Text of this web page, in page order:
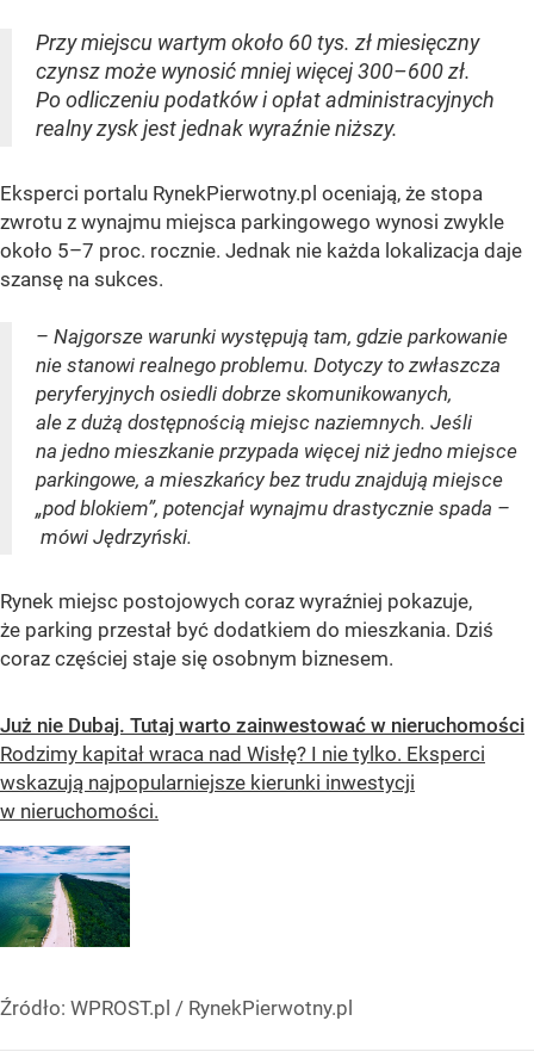
Przy miejscu wartym około 60 tys. zł miesięczny
czynsz może wynosić mniej więcej 300–600 zł.
Po odliczeniu podatków i opłat administracyjnych
realny zysk jest jednak wyraźnie niższy.
Eksperci portalu RynekPierwotny.pl oceniają, że stopa
zwrotu z wynajmu miejsca parkingowego wynosi zwykle
około 5–7 proc. rocznie. Jednak nie każda lokalizacja daje
szansę na sukces.
– Najgorsze warunki występują tam, gdzie parkowanie
nie stanowi realnego problemu. Dotyczy to zwłaszcza
peryferyjnych osiedli dobrze skomunikowanych,
ale z dużą dostępnością miejsc naziemnych. Jeśli
na jedno mieszkanie przypada więcej niż jedno miejsce
parkingowe, a mieszkańcy bez trudu znajdują miejsce
„pod blokiem”, potencjał wynajmu drastycznie spada –
mówi Jędrzyński.
Rynek miejsc postojowych coraz wyraźniej pokazuje,
że parking przestał być dodatkiem do mieszkania. Dziś
coraz częściej staje się osobnym biznesem.
Już nie Dubaj. Tutaj warto zainwestować w nieruchomości
Rodzimy kapitał wraca nad Wisłę? I nie tylko. Eksperci
wskazują najpopularniejsze kierunki inwestycji
w nieruchomości.
Źródło: WPROST.pl / RynekPierwotny.pl